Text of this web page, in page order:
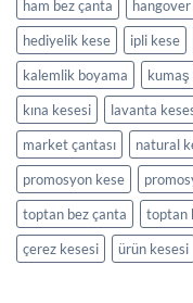
ham bez çanta
hediyelik kese
ipli kese
kalemlik boyama
kumaş
kına kesesi
lavanta
market çantası
natural
promosyon kese
toptan bez çanta
toptan
çerez kesesi
ürün kesesi